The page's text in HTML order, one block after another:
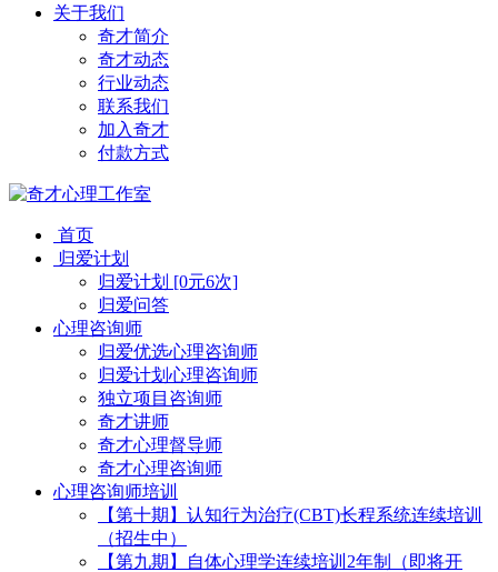
关于我们
奇才简介
奇才动态
行业动态
联系我们
加入奇才
付款方式
首页
归爱计划
归爱计划 [0元6次]
归爱问答
心理咨询师
归爱优选心理咨询师
归爱计划心理咨询师
独立项目咨询师
奇才讲师
奇才心理督导师
奇才心理咨询师
心理咨询师培训
【第十期】认知行为治疗(CBT)长程系统连续培训
（招生中）
【第九期】自体心理学连续培训2年制（即将开